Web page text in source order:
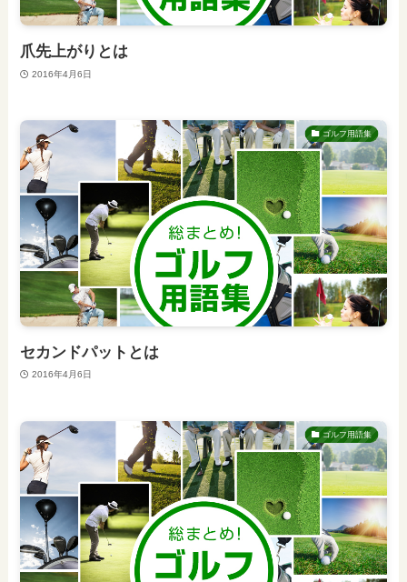
爪先上がりとは
2016年4月6日
ゴルフ用語集
セカンドパットとは
2016年4月6日
ゴルフ用語集